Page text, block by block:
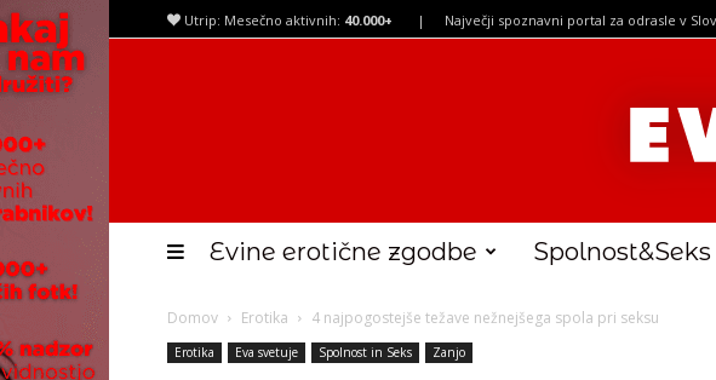
Utrip: Mesečno aktivnih: 40.000+ | Največji spoznavni portal za odrasle v
Evine erotične zgodbe Spolnost&Seks
Domov Erotika 4 najpogostejše težave nežnejšega spola pri seksu
Erotika Eva svetuje Spolnost in Seks Zanjo